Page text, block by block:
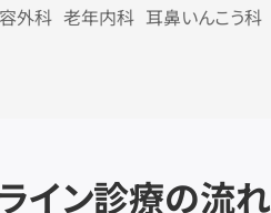
外科 老年内科 耳鼻いんこう科
イン診療の流れ